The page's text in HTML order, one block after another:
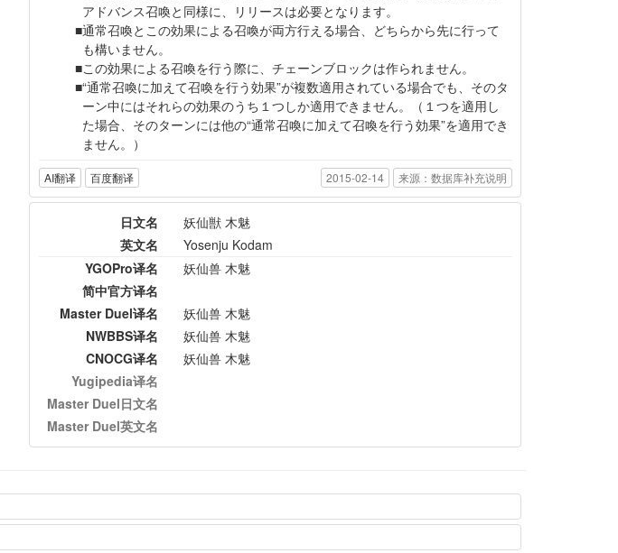
アドバンス召喚と同様に、リリースは必要となります。
通常召喚とこの効果による召喚が両方行える場合、どちらから先に行って
も構いません。
この効果による召喚を行う際に、チェーンブロックは作られません。
“通常召喚に加えて召喚を行う効果”が複数適用されている場合でも、そのタ
ーン中にはそれらの効果のうち１つしか適用できません。（１つを適用し
た場合、そのターンには他の“通常召喚に加えて召喚を行う効果”を適用でき
ません。）
AI翻译 百度翻译 2015-02-14 来源：数据库补充说明
日文名
妖仙獣 木魅
英文名
Yosenju Kodam
YGOPro译名
妖仙兽 木魅
简中官方译名
Master Duel译名
妖仙兽 木魅
NWBBS译名
妖仙兽 木魅
CNOCG译名
妖仙兽 木魅
Yugipedia译名
Master Duel日文名
Master Duel英文名